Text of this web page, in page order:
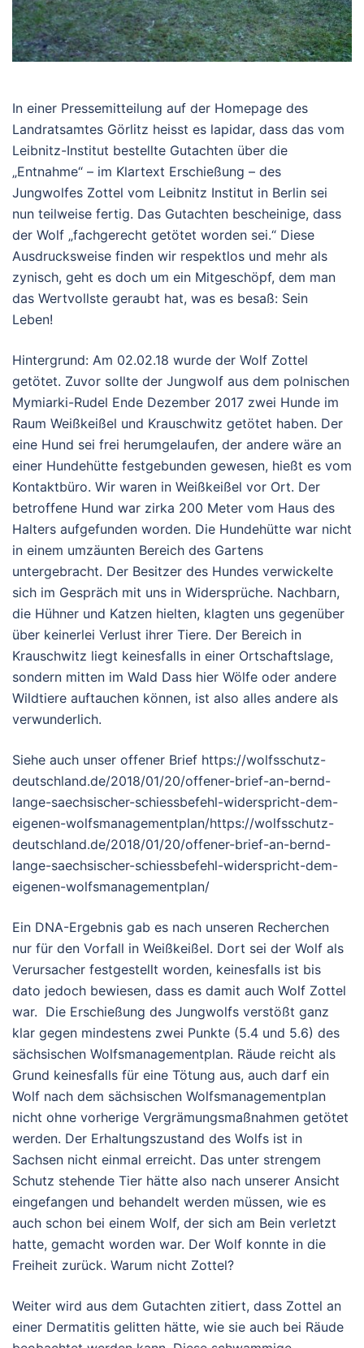
In einer Pressemitteilung auf der Homepage des
Landratsamtes Görlitz heisst es lapidar, dass das vom
Leibnitz-Institut bestellte Gutachten über die
„Entnahme“ – im Klartext Erschießung – des
Jungwolfes Zottel vom Leibnitz Institut in Berlin sei
nun teilweise fertig. Das Gutachten bescheinige, dass
der Wolf „fachgerecht getötet worden sei.“ Diese
Ausdrucksweise finden wir respektlos und mehr als
zynisch, geht es doch um ein Mitgeschöpf, dem man
das Wertvollste geraubt hat, was es besaß: Sein
Leben!
Hintergrund: Am 02.02.18 wurde der Wolf Zottel
getötet. Zuvor sollte der Jungwolf aus dem polnischen
Mymiarki-Rudel Ende Dezember 2017 zwei Hunde im
Raum Weißkeißel und Krauschwitz getötet haben. Der
eine Hund sei frei herumgelaufen, der andere wäre an
einer Hundehütte festgebunden gewesen, hießt es vom
Kontaktbüro. Wir waren in Weißkeißel vor Ort. Der
betroffene Hund war zirka 200 Meter vom Haus des
Halters aufgefunden worden. Die Hundehütte war nicht
in einem umzäunten Bereich des Gartens
untergebracht. Der Besitzer des Hundes verwickelte
sich im Gespräch mit uns in Widersprüche. Nachbarn,
die Hühner und Katzen hielten, klagten uns gegenüber
über keinerlei Verlust ihrer Tiere. Der Bereich in
Krauschwitz liegt keinesfalls in einer Ortschaftslage,
sondern mitten im Wald Dass hier Wölfe oder andere
Wildtiere auftauchen können, ist also alles andere als
verwunderlich.
Siehe auch unser offener Brief https://wolfsschutz-
deutschland.de/2018/01/20/offener-brief-an-bernd-
lange-saechsischer-schiessbefehl-widerspricht-dem-
eigenen-wolfsmanagementplan/https://wolfsschutz-
deutschland.de/2018/01/20/offener-brief-an-bernd-
lange-saechsischer-schiessbefehl-widerspricht-dem-
eigenen-wolfsmanagementplan/
Ein DNA-Ergebnis gab es nach unseren Recherchen
nur für den Vorfall in Weißkeißel. Dort sei der Wolf als
Verursacher festgestellt worden, keinesfalls ist bis
dato jedoch bewiesen, dass es damit auch Wolf Zottel
war. Die Erschießung des Jungwolfs verstößt ganz
klar gegen mindestens zwei Punkte (5.4 und 5.6) des
sächsischen Wolfsmanagementplan. Räude reicht als
Grund keinesfalls für eine Tötung aus, auch darf ein
Wolf nach dem sächsischen Wolfsmanagementplan
nicht ohne vorherige Vergrämungsmaßnahmen getötet
werden. Der Erhaltungszustand des Wolfs ist in
Sachsen nicht einmal erreicht. Das unter strengem
Schutz stehende Tier hätte also nach unserer Ansicht
eingefangen und behandelt werden müssen, wie es
auch schon bei einem Wolf, der sich am Bein verletzt
hatte, gemacht worden war. Der Wolf konnte in die
Freiheit zurück. Warum nicht Zottel?
Weiter wird aus dem Gutachten zitiert, dass Zottel an
einer Dermatitis gelitten hätte, wie sie auch bei Räude